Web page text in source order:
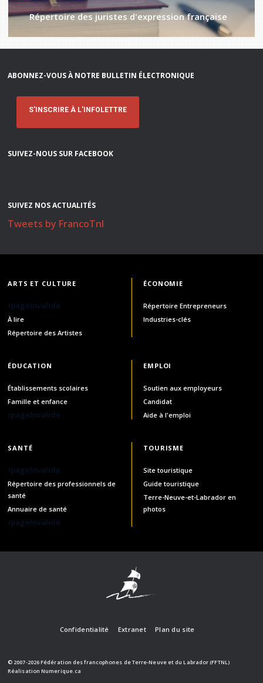
Répertoire des juristes d'expression française
ABONNEZ-VOUS À NOTRE BULLETIN ÉLECTRONIQUE
S'INSCRIRE À L'INFOLETTRE
SUIVEZ-NOUS SUR FACEBOOK
SUIVEZ NOS ACTUALITÉS
Tweets by FrancoTnl
ARTS ET CULTURE
/pageInvalide
À lire
Répertoire des Artistes
ÉCONOMIE
Répertoire Entrepreneurs
Industries-clés
ÉDUCATION
Établissements scolaires
Famille et enfance
/pageInvalide
EMPLOI
Soutien aux employeurs
Candidat
Aide à l'emploi
SANTÉ
/pageInvalide
Répertoire des professionnels de
santé
Annuaire de santé
/pageInvalide
TOURISME
Site touristique
Guide touristique
Terre-Neuve-et-Labrador en
photos
Confidentialité Extranet Plan du site
© 2007-2026 Fédération des francophones de Terre-Neuve et du Labrador (FFTNL)
RéalisationNumerique.ca